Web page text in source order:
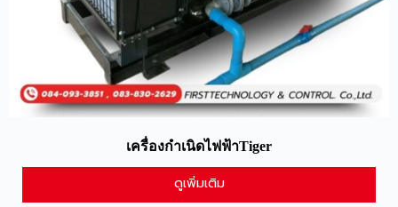
เครื่องกำเนิดไฟฟ้าTiger
ดูเพิ่มเติม